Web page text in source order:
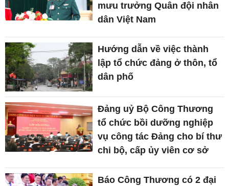
mưu trưởng Quân đội nhân
dân Việt Nam
Hướng dẫn về việc thành
lập tổ chức đảng ở thôn, tổ
dân phố
Đảng uỷ Bộ Công Thương
tổ chức bồi dưỡng nghiệp
vụ công tác Đảng cho bí thư
chi bộ, cấp ủy viên cơ sở
Báo Công Thương có 2 đại